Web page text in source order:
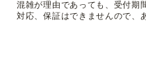
混雑が理由であっても、受付期
対応、保証はできませんので、